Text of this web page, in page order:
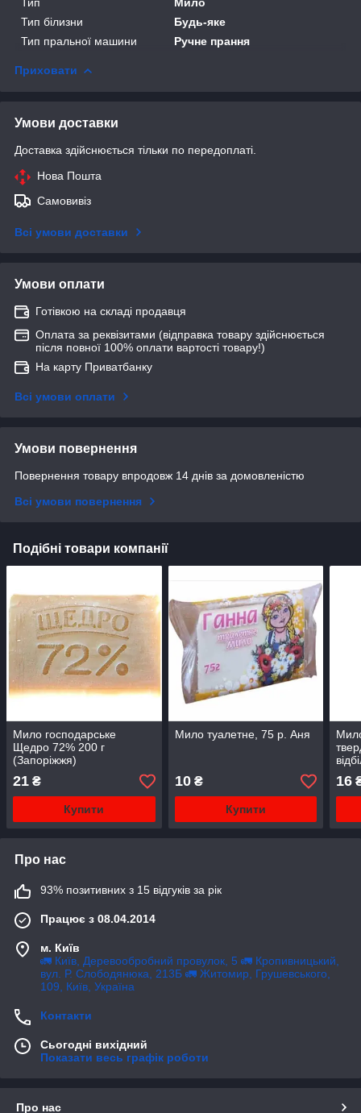
Тип білизни
Будь-яке
Тип пральної машини
Ручне прання
Приховати
Умови доставки
Доставка здійснюється тільки по передоплаті.
Нова Пошта
Самовивіз
Всі умови доставки
Умови оплати
Готівкою на складі продавця
Оплата за реквізитами (відправка товару здійснюється
після повної 100% оплати вартості товару!)
На карту Приватбанку
Всі умови оплати
Умови повернення
Повернення товару впродовж 14 днів за домовленістю
Всі умови повернення
Подібні товари компанії
Мило господарське
Щедро 72% 200 г
(Запоріжжя)
21 ₴
Купити
Мило туалетне, 75 р. Аня
10₴
Купити
125
16
Про нас
93% позитивних з 15 відгуків за рік
Працює з 08.04.2014
м. Київ
🚛 Київ, Деревообробний провулок, 5 🚛 Кропивницький,
вул. Р. Слободянюка, 213Б 🚛 Житомир, Грушевського,
109, Київ, Україна
Контакти
Сьогодні вихідний
Показати весь графік роботи
Про нас